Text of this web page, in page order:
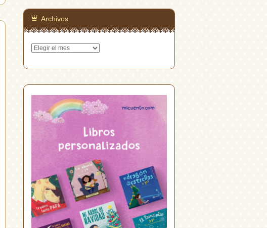
Archivos
Archivos